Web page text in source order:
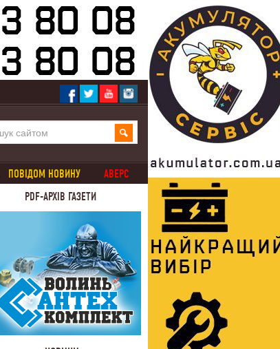
ПОВІДОМ НОВИНУ
АВЕРС
PDF-АРХІВ ГАЗЕТИ